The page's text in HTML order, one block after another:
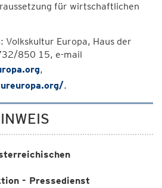
für wirtschaftlichen
Volkskultur Europa, Haus der
850 15, e-mail
,
.
- Pressedienst